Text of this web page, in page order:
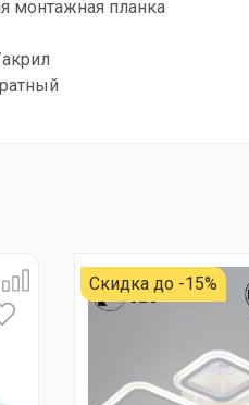
монтажная планка
Скидка до -15%